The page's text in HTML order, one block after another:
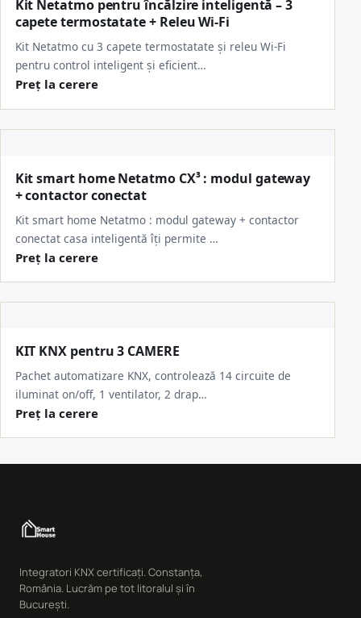
Kit Netatmo pentru încălzire inteligentă – 3
capete termostatate + Releu Wi-Fi
Kit Netatmo cu 3 capete termostatate și releu Wi-Fi
pentru control inteligent și eficient…
Preț la cerere
Kit smart home Netatmo CX³ : modul gateway
+ contactor conectat
Kit smart home Netatmo : modul gateway + contactor
conectat casa inteligentă îți permite …
Preț la cerere
KIT KNX pentru 3 CAMERE
Pachet automatizare KNX, controlează 14 circuite de
iluminat on/off, 1 ventilator, 2 drap…
Preț la cerere
Integratori KNX certificați. Constanța,
România. Lucrăm pe tot litoralul și în
București.